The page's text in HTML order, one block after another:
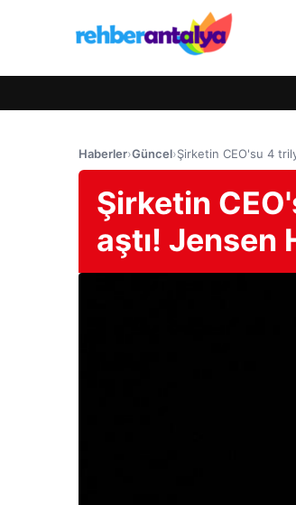
Haberler›Güncel›Şirketin CEO'su 4
Şirketin
aştı! Jensen